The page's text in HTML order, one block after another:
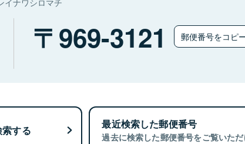
イナワシロマチ
969-3121 郵便番号をコピ
する 最近検索した郵便番号
過去に検索した郵便番号をご覧いただ